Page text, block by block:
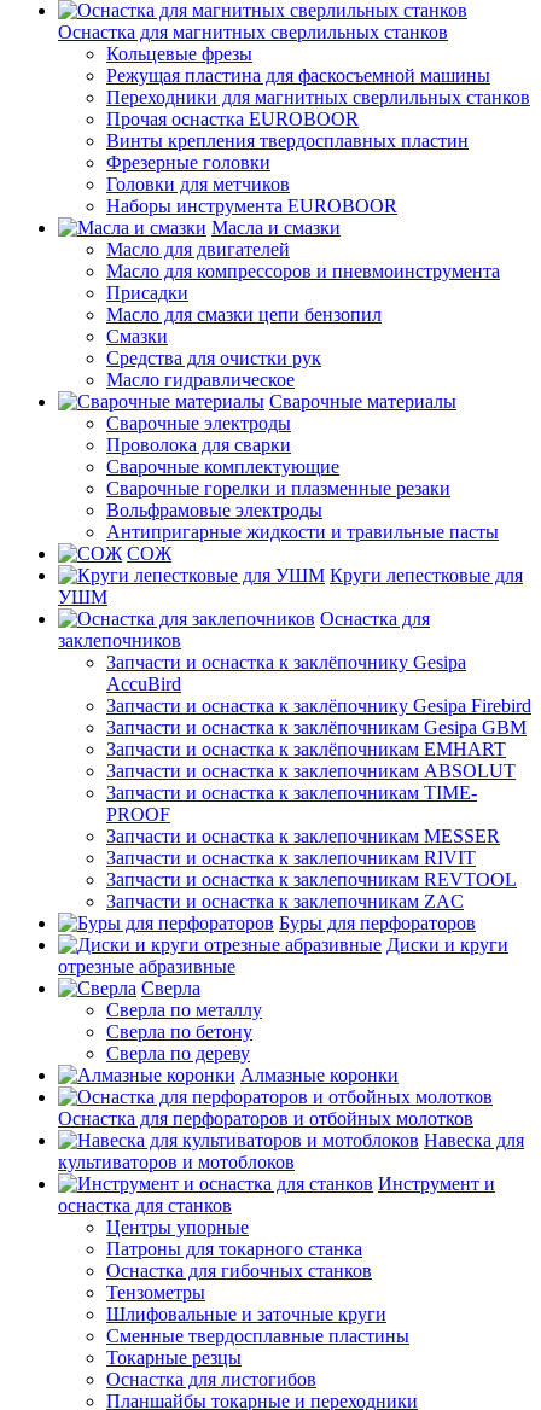
Оснастка для магнитных сверлильных станков
Кольцевые фрезы
Режущая пластина для фаскосъемной машины
Переходники для магнитных сверлильных станков
Прочая оснастка EUROBOOR
Винты крепления твердосплавных пластин
Фрезерные головки
Головки для метчиков
Наборы инструмента EUROBOOR
Масла и смазки
Масло для двигателей
Масло для компрессоров и пневмоинструмента
Присадки
Масло для смазки цепи бензопил
Смазки
Средства для очистки рук
Масло гидравлическое
Сварочные материалы
Сварочные электроды
Проволока для сварки
Сварочные комплектующие
Сварочные горелки и плазменные резаки
Вольфрамовые электроды
Антипригарные жидкости и травильные пасты
СОЖ
Круги лепестковые для
УШМ
Оснастка для
заклепочников
Запчасти и оснастка к заклёпочнику Gesipa
AccuBird
Запчасти и оснастка к заклёпочнику Gesipa Firebird
Запчасти и оснастка к заклёпочникам Gesipa GBM
Запчасти и оснастка к заклёпочникам EMHART
Запчасти и оснастка к заклепочникам ABSOLUT
Запчасти и оснастка к заклепочникам TIME-
PROOF
Запчасти и оснастка к заклепочникам MESSER
Запчасти и оснастка к заклепочникам RIVIT
Запчасти и оснастка к заклепочникам REVTOOL
Запчасти и оснастка к заклепочникам ZAC
Буры для перфораторов
Диски и круги
отрезные абразивные
Сверла
Сверла по металлу
Сверла по бетону
Сверла по дереву
Алмазные коронки
Оснастка для перфораторов и отбойных молотков
Навеска для
культиваторов и мотоблоков
Инструмент и
оснастка для станков
Центры упорные
Патроны для токарного станка
Оснастка для гибочных станков
Тензометры
Шлифовальные и заточные круги
Сменные твердосплавные пластины
Токарные резцы
Оснастка для листогибов
Планшайбы токарные и переходники